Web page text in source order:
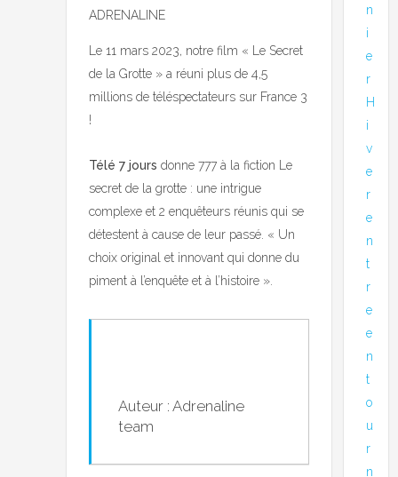
ADRENALINE
Le 11 mars 2023, notre film « Le Secret
de la Grotte » a réuni plus de 4,5
millions de téléspectateurs sur France 3
!
Télé 7 jours donne 777 à la fiction Le
secret de la grotte : une intrigue
complexe et 2 enquêteurs réunis qui se
détestent à cause de leur passé. « Un
choix original et innovant qui donne du
piment à l’enquête et à l’histoire ».
Auteur : Adrenaline
team
n
i
e
r
H
i
v
e
r
e
n
t
r
e
e
n
t
o
u
r
n